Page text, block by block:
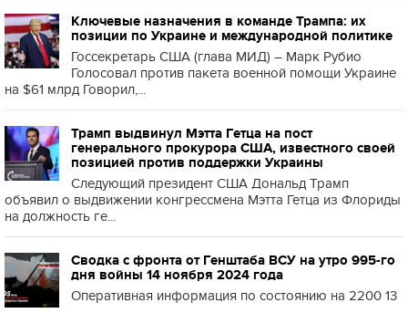
Ключевые назначения в команде Трампа: их
позиции по Украине и международной политике
Госсекретарь США (глава МИД) – Марк Рубио
Голосовал против пакета военной помощи Украине
на $61 млрд Говорил,...
Трамп выдвинул Мэтта Гетца на пост
генерального прокурора США, известного своей
позицией против поддержки Украины
Следующий президент США Дональд Трамп
объявил о выдвижении конгрессмена Мэтта Гетца из Флориды
на должность ге...
Сводка с фронта от Генштаба ВСУ на утро 995-го
дня войны 14 ноября 2024 года
Оперативная информация по состоянию на 2200 13